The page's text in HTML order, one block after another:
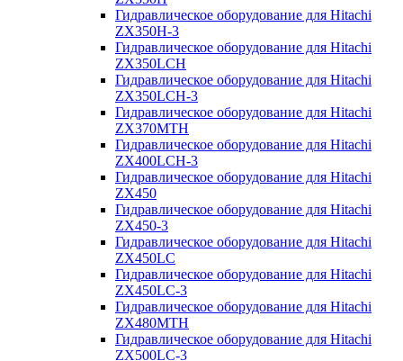
Гидравлическое оборудование для Hitachi
ZX350H-3
Гидравлическое оборудование для Hitachi
ZX350LCH
Гидравлическое оборудование для Hitachi
ZX350LCH-3
Гидравлическое оборудование для Hitachi
ZX370MTH
Гидравлическое оборудование для Hitachi
ZX400LCH-3
Гидравлическое оборудование для Hitachi
ZX450
Гидравлическое оборудование для Hitachi
ZX450-3
Гидравлическое оборудование для Hitachi
ZX450LC
Гидравлическое оборудование для Hitachi
ZX450LC-3
Гидравлическое оборудование для Hitachi
ZX480MTH
Гидравлическое оборудование для Hitachi
ZX500LC-3